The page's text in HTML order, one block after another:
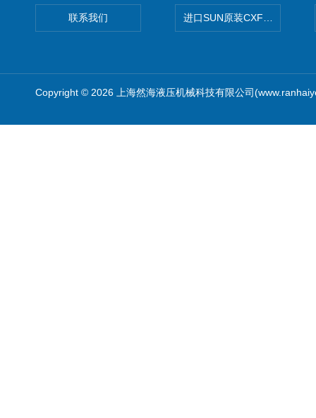
联系我们 进口SUN原装CXFAXCN导压
Copyright © 2026 上海然海液压机械科技有限公司